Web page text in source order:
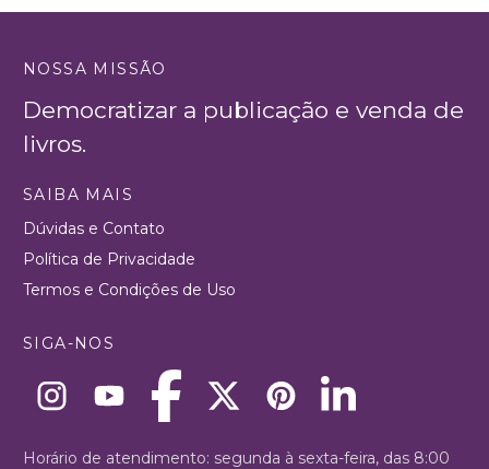
NOSSA MISSÃO
Democratizar a publicação e venda de
livros.
SAIBA MAIS
Dúvidas e Contato
Política de Privacidade
Termos e Condições de Uso
SIGA-NOS
Horário de atendimento: segunda à sexta-feira, das 8:00